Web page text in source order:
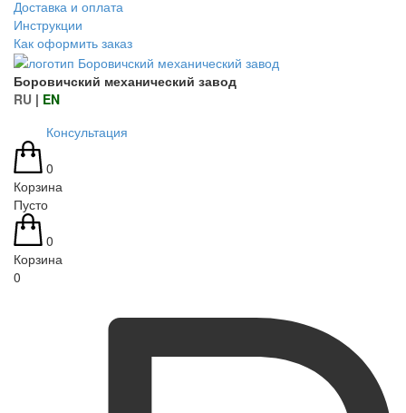
Доставка и оплата
Инструкции
Как оформить заказ
Боровичский механический завод
RU | EN
Консультация
0
Корзина
Пусто
0
Корзина
0